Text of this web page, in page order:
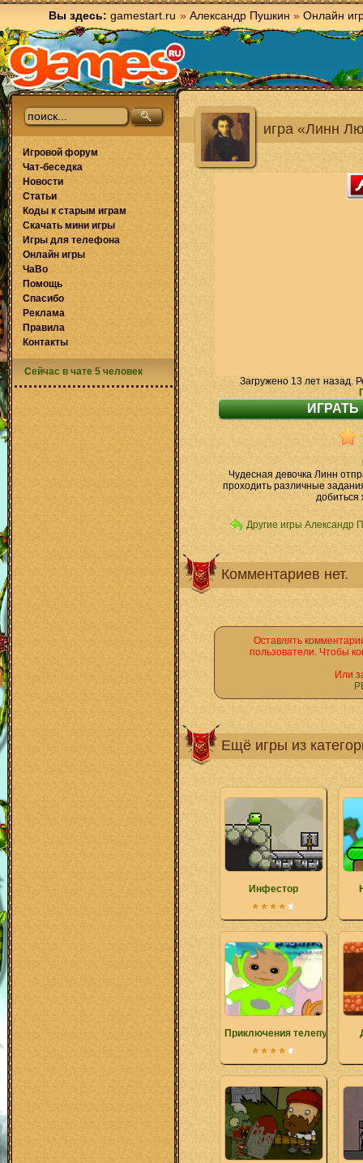
Вы здесь: gamestart.ru » Александр Пушкин » Онлайн
игра «Линн
Загружено 13 лет назад.
Чудесная девочка Линн
проходить различные
добиться
Другие игры Александр
Комментариев нет.
Оставлять
пользователи. Чтобы
Или
Ещё игры из
Инфестор
Приключения телепузиков
Игровой форум
Чат-беседка
Новости
Статьи
Коды к старым играм
Скачать мини игры
Игры для телефона
Онлайн игры
ЧаВо
Помощь
Спасибо
Реклама
Правила
Контакты
Сейчас в чате 5 человек